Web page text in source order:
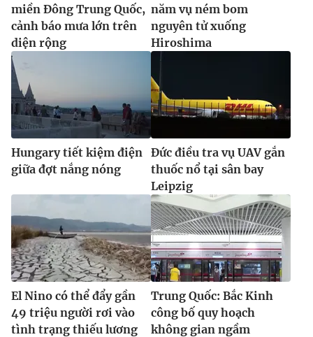
miền Đông Trung Quốc,
cảnh báo mưa lớn trên
diện rộng
năm vụ ném bom
nguyên tử xuống
Hiroshima
Hungary tiết kiệm điện
giữa đợt nắng nóng
Đức điều tra vụ UAV gắn
thuốc nổ tại sân bay
Leipzig
El Nino có thể đẩy gần
49 triệu người rơi vào
tình trạng thiếu lương
Trung Quốc: Bắc Kinh
công bố quy hoạch
không gian ngầm